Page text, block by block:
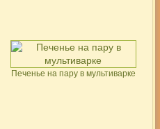
Печенье на пару в мультиварке